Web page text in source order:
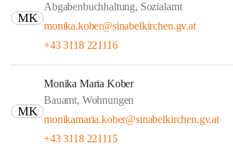
MK
Abgabenbuchhaltung, Sozialamt
monika.kober@sinabelkirchen.gv.at
+43 3118 221116
MK
Monika Maria Kober
Bauamt, Wohnungen
monikamaria.kober@sinabelkirchen.gv.at
+43 3118 221115